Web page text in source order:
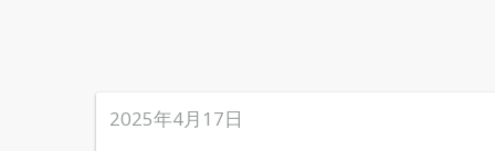
2025年4月17日